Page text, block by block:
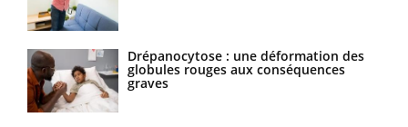
Drépanocytose : une déformation des
globules rouges aux conséquences
graves